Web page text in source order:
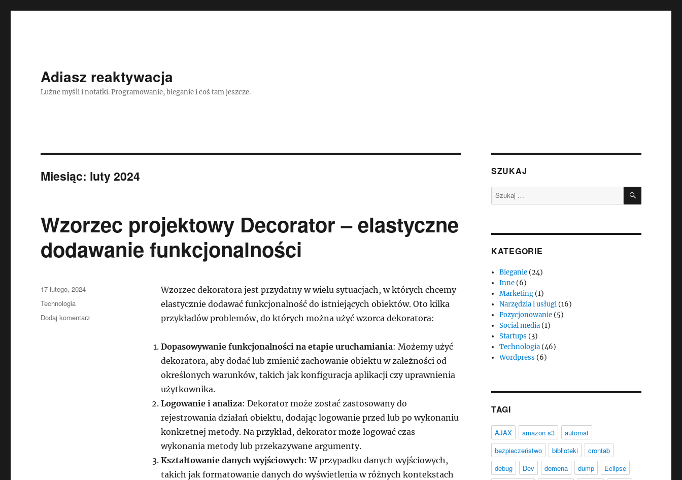
Adiasz reaktywacja
Luźne myśli i notatki. Programowanie, bieganie i coś tam jeszcze.
Miesiąc: luty 2024
Wzorzec projektowy Decorator – elastyczne
dodawanie funkcjonalności
Wzorzec dekoratora jest przydatny w wielu sytuacjach, w których chcemy
elastycznie dodawać funkcjonalność do istniejących obiektów. Oto kilka
przykładów problemów, do których można użyć wzorca dekoratora:
Dopasowywanie funkcjonalności na etapie uruchamiania: Możemy użyć
dekoratora, aby dodać lub zmienić zachowanie obiektu w zależności od
określonych warunków, takich jak konfiguracja aplikacji czy uprawnienia
użytkownika.
Logowanie i analiza: Dekorator może zostać zastosowany do
rejestrowania działań obiektu, dodając logowanie przed lub po wykonaniu
konkretnej metody. Na przykład, dekorator może logować czas
wykonania metody lub przekazywane argumenty.
Kształtowanie danych wyjściowych: W przypadku danych wyjściowych,
takich jak formatowanie danych do wyświetlenia w różnych kontekstach
Data
publikacji
17 lutego, 2024
Kategorie
Technologia
Dodaj komentarz
SZUKAJ
Szukaj: SZUKAJ
KATEGORIE
Bieganie (24)
Inne (6)
Marketing (1)
Narzędzia i usługi (16)
Pozycjonowanie (5)
Social media (1)
Startups (3)
Technologia (46)
Wordpress (6)
TAGI
AJAX amazon s3
automat
bezpieczeństwo
biblioteki
crontab
debug
Dev domena dump
Eclipse